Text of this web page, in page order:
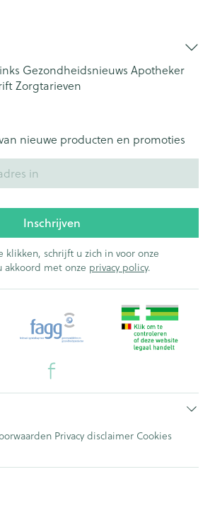
Gezondheidsnieuws Apotheker
Zorgtarieven
nieuwe producten en promoties
Inschrijven
klikken, schrijft u zich in voor onze
akkoord met onze privacy policy.
Privacy disclaimer Cookies